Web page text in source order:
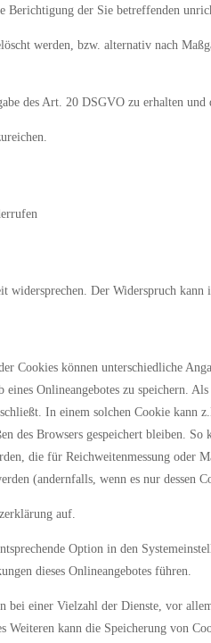
Berichtigung der Sie betreffenden
werden, bzw. alternativ nach
des Art. 20 DSGVO zu erhalten
Der Widerspruch
Cookies können unterschiedliche
Onlineangebotes zu speichern.
In einem solchen Cookie
des Browsers gespeichert bleiben.
die für Reichweitenmessung
(andernfalls, wenn es nur dessen
auf.
Option in den
dieses Onlineangebotes führen.
bei einer Vielzahl der Dienste, vor
Weiteren kann die Speicherung von